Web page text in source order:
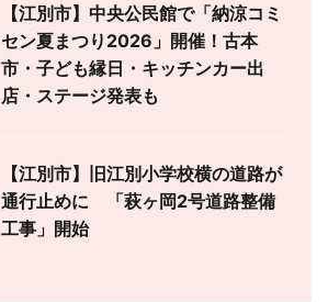
【江別市】中央公民館で「納涼コミ
セン夏まつり2026」開催！古本
市・子ども縁日・キッチンカー出
店・ステージ発表も
【江別市】旧江別小学校横の道路が
通行止めに 「萩ヶ岡2号道路整備
工事」開始